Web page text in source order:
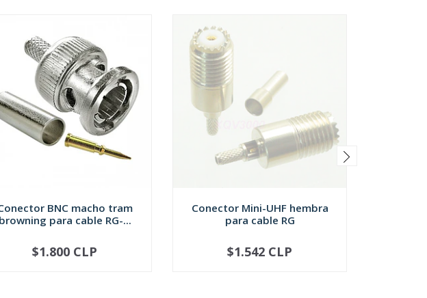
BNC macho tram
browning para cable RG-...
+
$1.800 CLP
Conector Mini-UHF hembra
para cable RG
NO DISPONIBLE
$1.542 CLP